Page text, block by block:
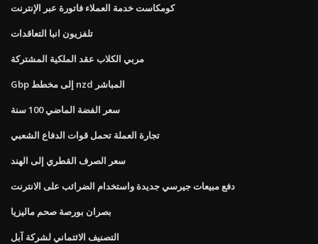
كومكاست خدمة العملاء فاتورة عبر الإنترنت
تلفزيون انبا التعاقدات
مربي الكلاب عقد الملكية المشتركة
Gbp إلى مخطط nzd المباشر
سعر الفضة الماضي 100 سنة
تجارة العملة تحمل قوات الدفاع الشعبي
سعر الصرف القطري إلى الهند
دفع مبيعات جيرسي جديدة واستخدام الضرائب على الانترنت
بصران بورصة صحم ماليزيا
التصنيف الائتماني لشركة آبل